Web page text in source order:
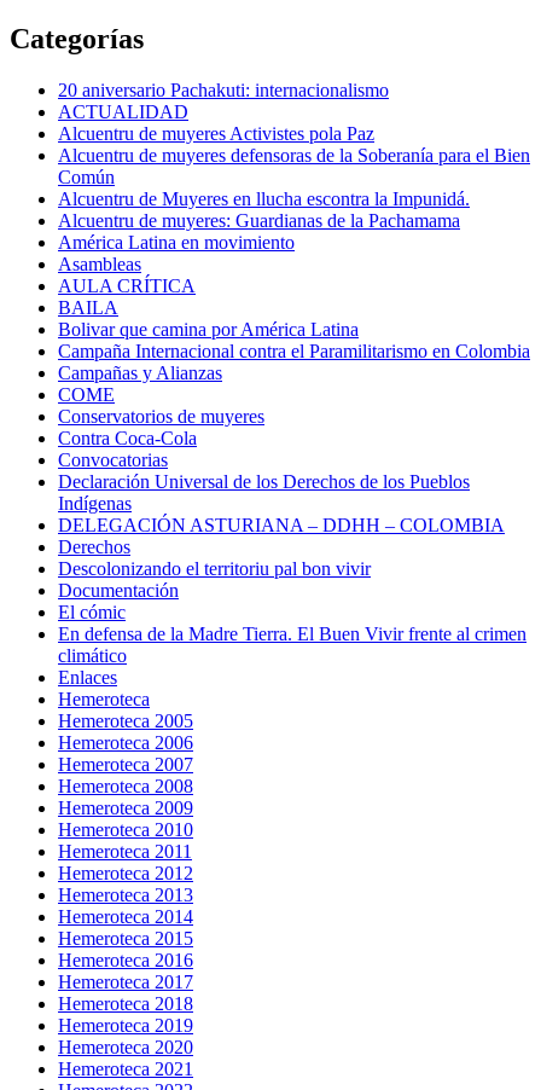
Categorías
20 aniversario Pachakuti: internacionalismo
ACTUALIDAD
Alcuentru de muyeres Activistes pola Paz
Alcuentru de muyeres defensoras de la Soberanía para el Bien
Común
Alcuentru de Muyeres en llucha escontra la Impunidá.
Alcuentru de muyeres: Guardianas de la Pachamama
América Latina en movimiento
Asambleas
AULA CRÍTICA
BAILA
Bolivar que camina por América Latina
Campaña Internacional contra el Paramilitarismo en Colombia
Campañas y Alianzas
COME
Conservatorios de muyeres
Contra Coca-Cola
Convocatorias
Declaración Universal de los Derechos de los Pueblos
Indígenas
DELEGACIÓN ASTURIANA – DDHH – COLOMBIA
Derechos
Descolonizando el territoriu pal bon vivir
Documentación
El cómic
En defensa de la Madre Tierra. El Buen Vivir frente al crimen
climático
Enlaces
Hemeroteca
Hemeroteca 2005
Hemeroteca 2006
Hemeroteca 2007
Hemeroteca 2008
Hemeroteca 2009
Hemeroteca 2010
Hemeroteca 2011
Hemeroteca 2012
Hemeroteca 2013
Hemeroteca 2014
Hemeroteca 2015
Hemeroteca 2016
Hemeroteca 2017
Hemeroteca 2018
Hemeroteca 2019
Hemeroteca 2020
Hemeroteca 2021